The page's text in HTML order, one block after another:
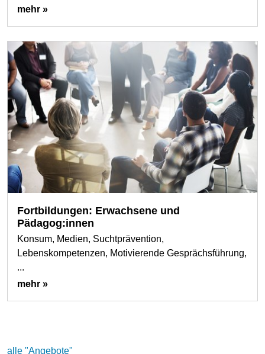
mehr »
Fortbildungen: Erwachsene und
Pädagog:innen
Konsum, Medien, Suchtprävention,
Lebenskompetenzen, Motivierende Gesprächsführung,
...
mehr »
alle "Angebote"